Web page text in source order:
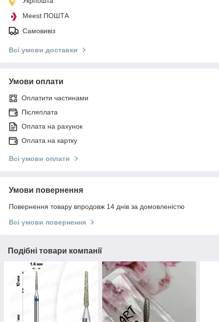
Meest ПОШТА
Самовивіз
Всі умови доставки
Умови оплати
Оплатити частинами
Післяплата
Оплата на рахунок
Оплата на картку
Всі умови оплати
Умови повернення
Повернення товару впродовж 14 днів за домовленістю
Всі умови повернення
Подібні товари компанії